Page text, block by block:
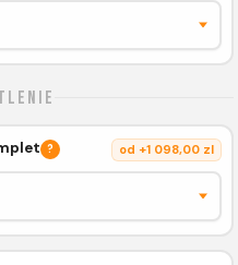
? od +1 098,00 zl